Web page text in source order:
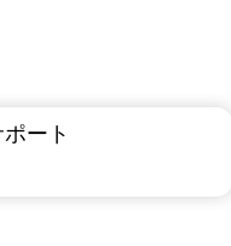
ート